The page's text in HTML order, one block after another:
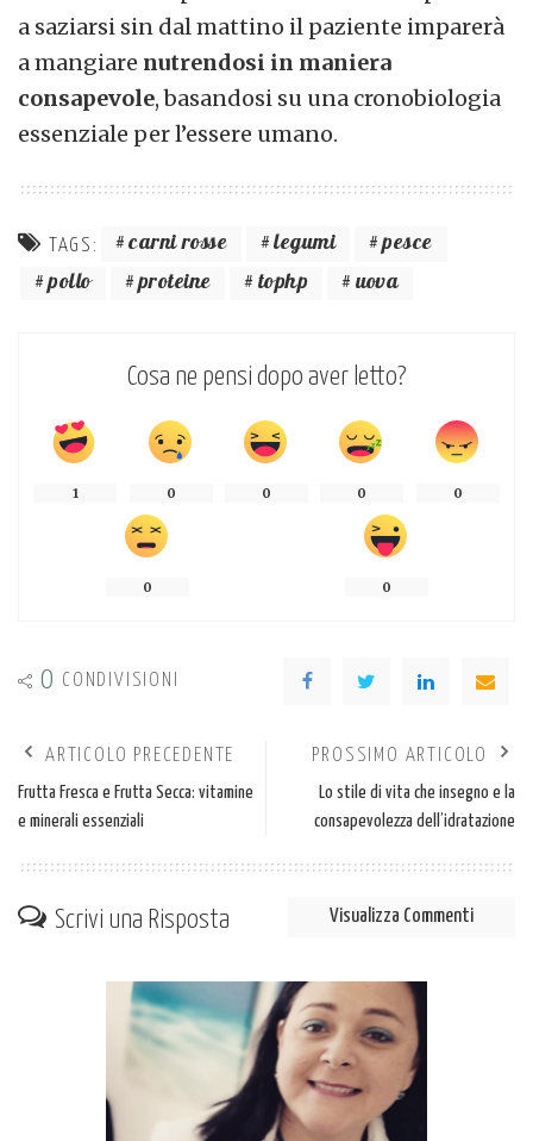
a saziarsi sin dal mattino il paziente imparerà
a mangiare nutrendosi in maniera
consapevole, basandosi su una cronobiologia
essenziale per l’essere umano.
TAGS: carni rosse legumi
pesce
pollo
proteine tophp uova
Cosa ne pensi dopo aver letto?
1 0 0 0 0
0 0
0 CONDIVISIONI
ARTICOLO PRECEDENTE
Frutta Fresca e Frutta Secca: vitamine
e minerali essenziali
PROSSIMO ARTICOLO
Lo stile di vita che insegno e la
consapevolezza dell’idratazione
Scrivi una Risposta Visualizza Commenti